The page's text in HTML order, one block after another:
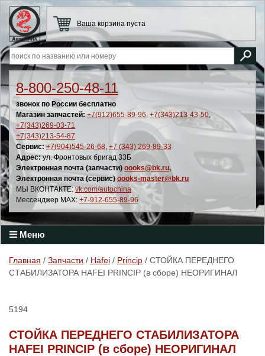
8-800-250-48-11
звонок по России бесплатно
Магазин запчастей: +7(912)655-89-96, +7(343)213-43-50,
+7(343)269-03-71
+7(343)213-54-87
Сервис: +7(904)545-26-68, +7 (343) 269-89-33
Адрес:ул. Фронтовых бригад 33Б
Электронная почта (запчасти) oooks@bk.ru,
Электронная почта (сервис) oooks-master@bk.ru
МЫ ВКОНТАКТЕ: vk.com/autochina
Мессенджер MAX: +7-912-655-89-96
Ваша корзина пуста
Меню
Главная / Запчасти / Hafei / Princip / СТОЙКА ПЕРЕДНЕГО
СТАБИЛИЗАТОРА HAFEI PRINCIP (в сборе) НЕОРИГИНАЛ
5194
СТОЙКА ПЕРЕДНЕГО СТАБИЛИЗАТОРА
HAFEI PRINCIP (в сборе) НЕОРИГИНАЛ